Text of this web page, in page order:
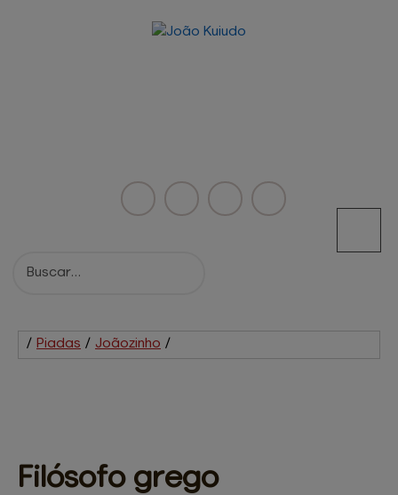
/ Piadas / Joãozinho /
Filósofo grego